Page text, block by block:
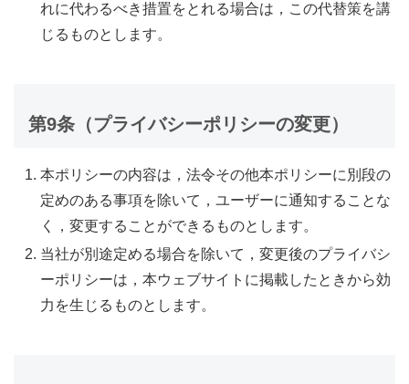
れに代わるべき措置をとれる場合は，この代替策を講
じるものとします。
第9条（プライバシーポリシーの変更）
本ポリシーの内容は，法令その他本ポリシーに別段の
定めのある事項を除いて，ユーザーに通知することな
く，変更することができるものとします。
当社が別途定める場合を除いて，変更後のプライバシ
ーポリシーは，本ウェブサイトに掲載したときから効
力を生じるものとします。